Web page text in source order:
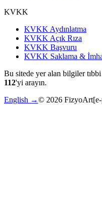
KVKK
KVKK Aydınlatma
KVKK Açık Rıza
KVKK Başvuru
KVKK Saklama &
Bu sitede yer alan bilgiler
112'yi arayın.
English →© 2026 FizyoArt